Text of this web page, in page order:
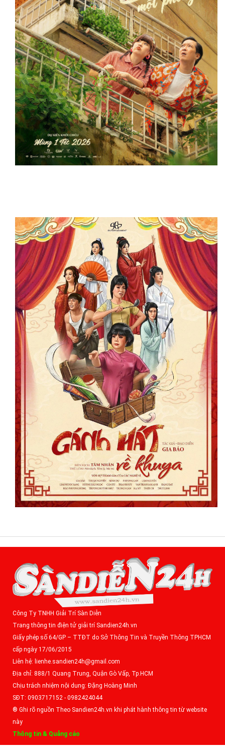
Công Ty TNHH Giải Trí Sàn Diễn
Trang thông tin điện tử giải trí Sandien24h.vn
Giấy phép số 64/GP – TTĐT do Sở Thông Tin và Truyền Thông TPHCM
cấp ngày 17/06/2015
Liên hệ: lienhe.sandien24h@gmail.com
Địa chỉ: 888/1 Quang Trung, Quận Gò Vấp, Tp.HCM
Chịu trách nhiệm nội dung: Đặng Hoàng Minh
SĐT: 0903717152 - 0982424044
® Ghi rõ nguồn Theo Sandien24h.vn khi phát hành thông tin từ website
này
Thông tin & Quảng cáo